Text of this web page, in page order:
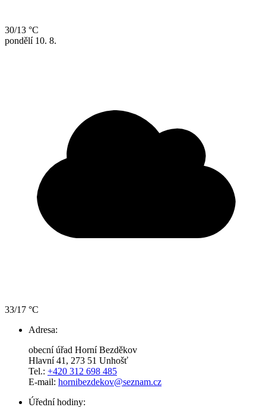
30/13 °C
pondělí 10. 8.
33/17 °C
Adresa:
obecní úřad Horní Bezděkov
Hlavní 41, 273 51 Unhošť
Tel.: +420 312 698 485
E-mail: hornibezdekov@seznam.cz
Úřední hodiny: